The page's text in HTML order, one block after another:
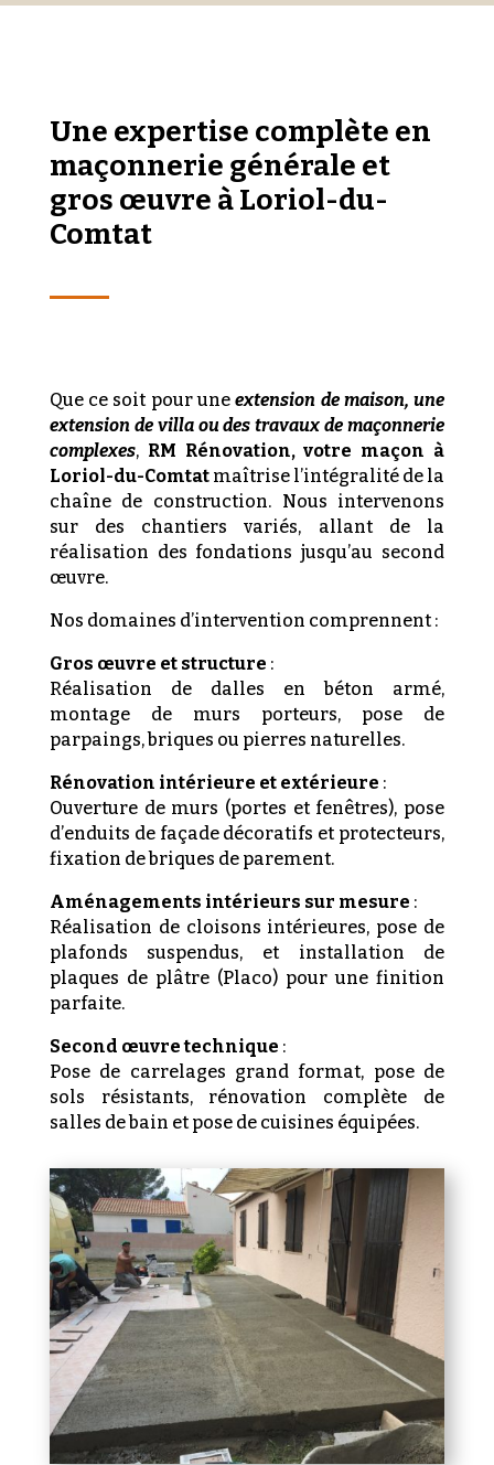
Une expertise complète en
maçonnerie générale et
gros œuvre à Loriol-du-
Comtat
Que ce soit pour uneextension de maison, une
extension de villa ou des travaux de maçonnerie
complexes, RM Rénovation, votre maçon à
Loriol-du-Comtatmaîtrise l’intégralité de la
chaîne de construction. Nous intervenons
sur des chantiers variés, allant de la
réalisation des fondations jusqu’au second
œuvre.
Nos domaines d’intervention comprennent :
Gros œuvre et structure :
Réalisation de dalles en béton armé,
montage de murs porteurs, pose de
parpaings, briques ou pierres naturelles.
Rénovation intérieure et extérieure :
Ouverture de murs (portes et fenêtres), pose
d’enduits de façade décoratifs et protecteurs,
fixation de briques de parement.
Aménagements intérieurs sur mesure :
Réalisation de cloisons intérieures, pose de
plafonds suspendus, et installation de
plaques de plâtre (Placo) pour une finition
parfaite.
Second œuvre technique :
Pose de carrelages grand format, pose de
sols résistants, rénovation complète de
salles de bain et pose de cuisines équipées.